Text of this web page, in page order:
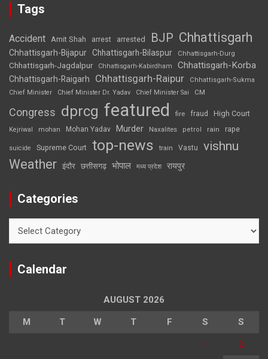
Tags
Accident Amit Shah arrest arrested BJP Chhattisgarh
Chhattisgarh-Bijapur Chhattisgarh-Bilaspur Chhattisgarh-Durg
Chhattisgarh-Jagdalpur Chhattisgarh-Kabirdham Chhattisgarh-Korba
Chhattisgarh-Raigarh Chhattisgarh-Raipur
Chhattisgarh-Sukma
Chief Minister
Chief Minister Dr. Yadav Chief Minister Sai CM
Congress dprcg featured fire fraud High Court
Kejriwal mohan Mohan Yadav Murder Naxalites petrol rain rape
suicide Supreme Court top-news train Vastu vishnu
Weather इंदौर छत्तीसगढ़ भोपाल मध्य प्रदेश रायपुर
Categories
Calendar
AUGUST 2026
M T W T F S S
1 2